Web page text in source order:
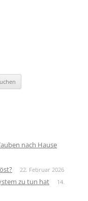
nach Hause
22. Februar 2026
zu tun hat
14.